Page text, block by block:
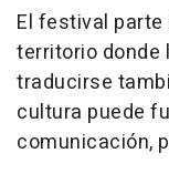
El festival parte
territorio donde
traducirse
cultura puede
comunicación,